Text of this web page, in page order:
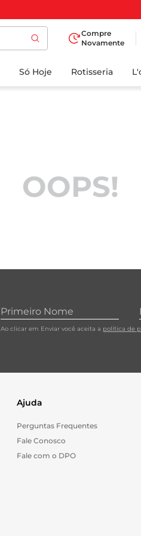
Compre
Novamente
Só Hoje Rotisseria
OOPS!
Ao clicar em Enviar você aceita a política de
Ajuda
Perguntas Frequentes
Fale Conosco
Fale com o DPO
BUSCADOS
5
azeite
6º
detergente